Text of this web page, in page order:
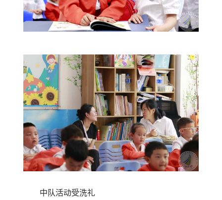
中队活动受洗礼